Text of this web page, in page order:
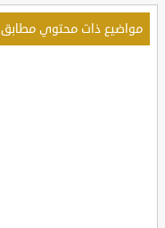
مواضيع ذات محتوي مطابق